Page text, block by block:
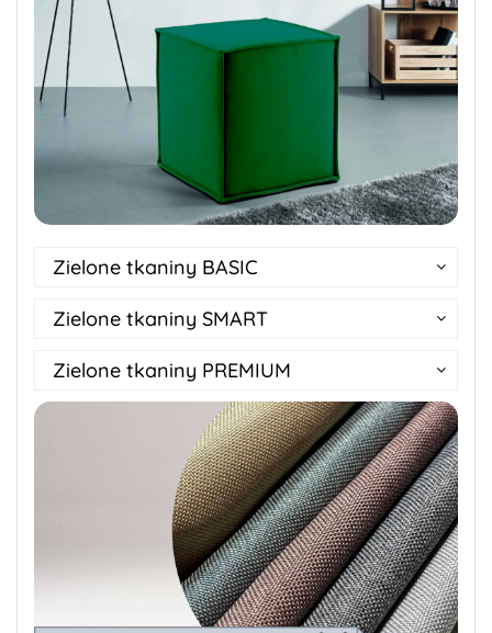
Zielone tkaniny BASIC
Zielone tkaniny SMART
Zielone tkaniny PREMIUM